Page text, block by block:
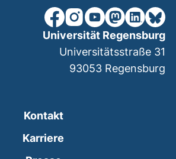
unsere Facebook-Seite
unsere Instagram-
unsere YouTube-
unsereunsere
Kontakt
Karriere
Universität Regensburg
Universitätsstraße 31
93053 Regensburg